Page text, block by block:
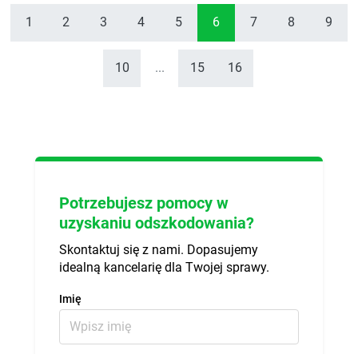
1 2 3 4 5 6 7 8 9
10 ... 15 16
Potrzebujesz pomocy w
uzyskaniu odszkodowania?
Skontaktuj się z nami. Dopasujemy
idealną kancelarię dla Twojej sprawy.
Imię